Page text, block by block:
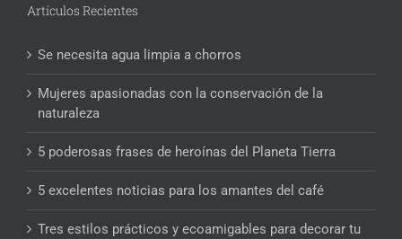
Artículos Recientes
Se necesita agua limpia a chorros
Mujeres apasionadas con la conservación de la
naturaleza
5 poderosas frases de heroínas del Planeta Tierra
5 excelentes noticias para los amantes del café
Tres estilos prácticos y ecoamigables para decorar tu